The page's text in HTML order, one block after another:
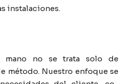
instalaciones.
mano no se trata solo de
método. Nuestro enfoque se